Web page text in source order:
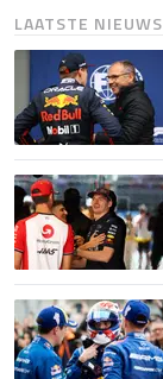
LAATSTE NIEUWS